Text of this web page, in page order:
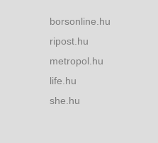
borsonline.hu
ripost.hu
metropol.hu
life.hu
she.hu